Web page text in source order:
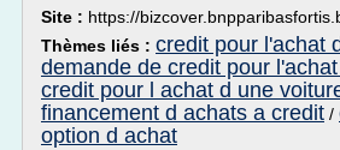
Site : https://
Thèmes liés : credit pour l'achat
demande de credit pour
credit pour l achat d une
financement d achats a credit /
option d achat